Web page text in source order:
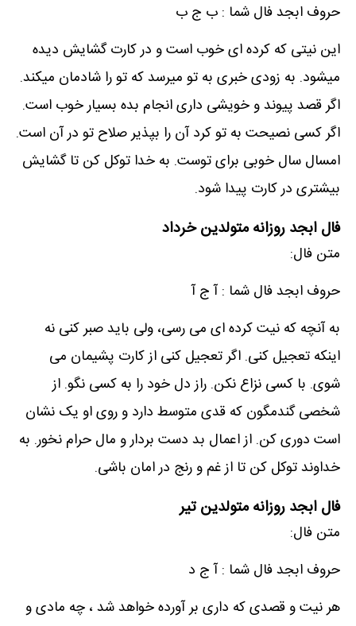
حروف ابجد فال شما : ب ج ب
این نیتی که کرده ای خوب است و در کارت گشایش دیده
میشود. به زودی خبری به تو میرسد که تو را شادمان میکند.
اگر قصد پیوند و خویشی داری انجام بده بسیار خوب است.
اگر کسی نصیحت به تو کرد آن را بپذیر صلاح تو در آن است.
امسال سال خوبی برای توست. به خدا توکل کن تا گشایش
بیشتری در کارت پیدا شود.
فال ابجد روزانه متولدین خرداد
متن فال:
حروف ابجد فال شما : آ ج آ
به آنچه که نیت کرده ای می رسی، ولی باید صبر کنی نه
اینکه تعجیل کنی. اگر تعجیل کنی از کارت پشیمان می
شوی. با کسی نزاع نکن. راز دل خود را به کسی نگو. از
شخصی گندمگون که قدی متوسط دارد و روی او یک نشان
است دوری کن. از اعمال بد دست بردار و مال حرام نخور. به
خداوند توکل کن تا از غم و رنج در امان باشی.
فال ابجد روزانه متولدین تیر
متن فال:
حروف ابجد فال شما : آ ج د
هر نیت و قصدی که داری بر آورده خواهد شد ، چه مادی و